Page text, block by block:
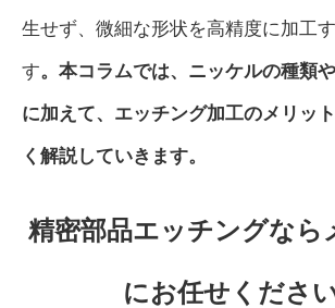
生せず、微細な形状を高精度に加工
す。本コラムでは、ニッケルの種類
に加えて、エッチング加工のメリッ
く解説していきます。
精密部品エッチングなら
にお任せくださ